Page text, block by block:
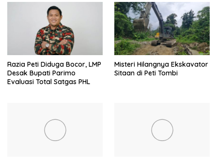
Razia Peti Diduga Bocor, LMP
Desak Bupati Parimo
Evaluasi Total Satgas PHL
Misteri Hilangnya Ekskavator
Sitaan di Peti Tombi